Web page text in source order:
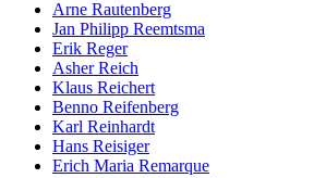
Arne Rautenberg
Jan Philipp Reemtsma
Erik Reger
Asher Reich
Klaus Reichert
Benno Reifenberg
Karl Reinhardt
Hans Reisiger
Erich Maria Remarque